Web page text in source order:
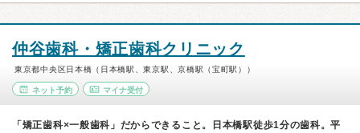
仲谷歯科・矯正歯科クリニック
東京都中央区日本橋（日本橋駅、東京駅、京橋駅（宝町駅））
ネット予約 マイナ受付
「矯正歯科×一般歯科」だからできること。日本橋駅徒歩1分の歯科。平